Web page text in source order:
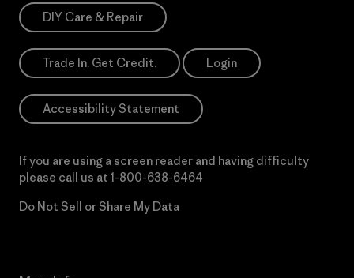
DIY Care & Repair
Trade In. Get Credit. Login
Accessibility Statement
If you are using a screen reader and having difficulty
please call us at 1-800-638-6464
Do Not Sell or Share My Data